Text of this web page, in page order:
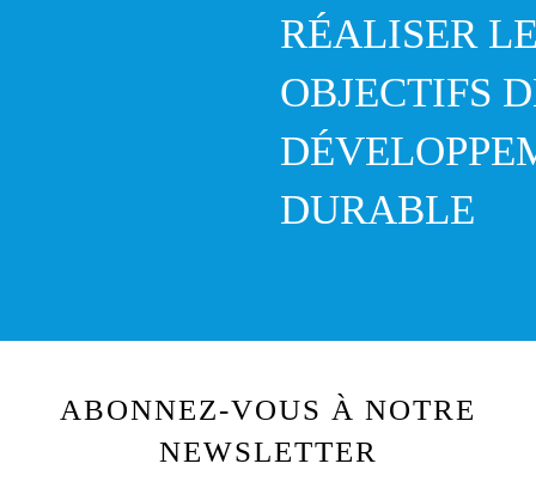
RÉALISER
OBJECTIFS
DURABLE
ABONNEZ-VOUS À NOTRE
NEWSLETTER